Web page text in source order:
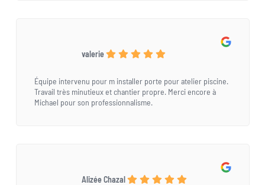
valerie
Équipe intervenu pour m installer porte pour atelier piscine.
Travail très minutieux et chantier propre. Merci encore à
Michael pour son professionnalisme.
Alizée Chazal